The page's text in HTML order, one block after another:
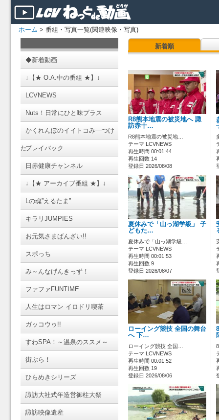
ホーム > 番組・写真一覧(関連映像・写真)
◆新着動画
↓【★ O.A.中の番組 ★】↓
LCVNEWS
Nuts！日常にひと味プラス
かくれんぼのイイトコみ―つけ
たプレイバック
日赤健康チャンネル
↓【★ アーカイブ番組 ★】↓
Lの魂”えるたま”
キラリJUMPIES
お元気さまばんざい!!
スポっち
み～んなげんきっず！
ファファFUNTIME
人生はロマン イロドリ喫茶
ガッコウゥ!!
すわSPA！～温泉のススメ～
街ぶら！
ひらめきシリーズ
諏訪大社式年造営御柱大祭
諏訪映像遺産
新着順
R8熊本地震の被災地へ 諏
訪赤十…
R8熊本地震の被災地…
テーマ LCVNEWS
再生時間 00:01:44
再生回数 14
登録日 2026/08/08
夏休みで「山っ湖学級」 子
どもた…
夏休みで「山っ湖学級…
テーマ LCVNEWS
再生時間 00:01:53
再生回数 9
登録日 2026/08/07
ローイング競技 全国の舞台
へ 下…
ローイング競技 全国…
テーマ LCVNEWS
再生時間 00:01:52
再生回数 19
登録日 2026/08/06